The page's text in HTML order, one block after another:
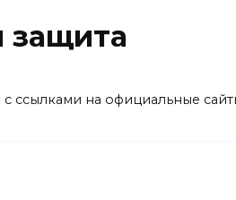
защита
ссылками на официальные